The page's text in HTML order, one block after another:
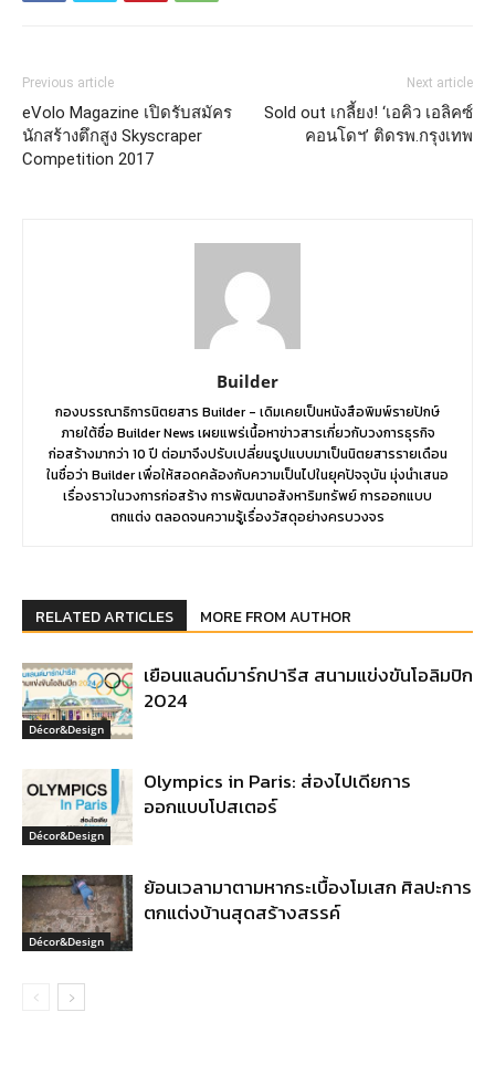
Previous article
eVolo Magazine เปิดรับสมัคร
นักสร้างตึกสูง Skyscraper
Competition 2017
Next article
Sold out เกลี้ยง! ‘เอคิว เอลิคซ์
คอนโดฯ’ ติดรพ.กรุงเทพ
Builder
กองบรรณาธิการนิตยสาร Builder - เดิมเคยเป็นหนังสือพิมพ์รายปักษ์
ภายใต้ชื่อ Builder News เผยแพร่เนื้อหาข่าวสารเกี่ยวกับวงการธุรกิจ
ก่อสร้างมากว่า 10 ปี ต่อมาจึงปรับเปลี่ยนรูปแบบมาเป็นนิตยสารรายเดือน
ในชื่อว่า Builder เพื่อให้สอดคล้องกับความเป็นไปในยุคปัจจุบัน มุ่งนำเสนอ
เรื่องราวในวงการก่อสร้าง การพัฒนาอสังหาริมทรัพย์ การออกแบบ
ตกแต่ง ตลอดจนความรู้เรื่องวัสดุอย่างครบวงจร
RELATED ARTICLES MORE FROM AUTHOR
Décor&Design
เยือนแลนด์มาร์กปารีส สนามแข่งขันโอลิมปิก
2024
Décor&Design
Olympics in Paris: ส่องไปเดียการ
ออกแบบโปสเตอร์
Décor&Design
ย้อนเวลามาตามหากระเบื้องโมเสก ศิลปะการ
ตกแต่งบ้านสุดสร้างสรรค์